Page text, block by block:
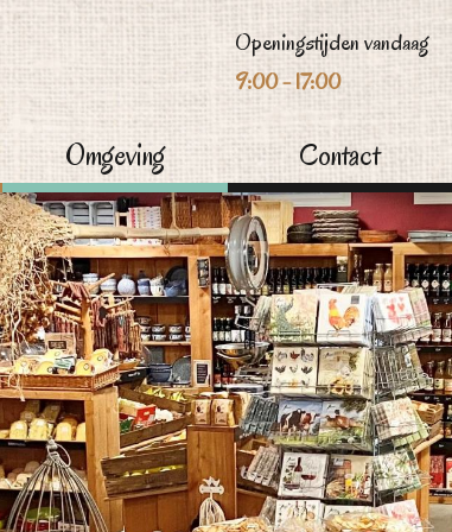
Omgeving Contact
Openingstijden vandaag
9:00 - 17:00